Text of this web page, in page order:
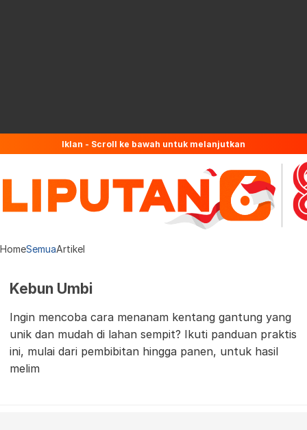
Iklan - Scroll ke bawah untuk melanjutkan
HomeSemuaArtikel
Kebun Umbi
Ingin mencoba cara menanam kentang gantung yang
unik dan mudah di lahan sempit? Ikuti panduan praktis
ini, mulai dari pembibitan hingga panen, untuk hasil
melim